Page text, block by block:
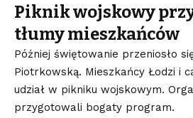
Piknik wojskowy
tłumy mieszkańców
Później świętowanie przeniosło
Piotrkowską. Mieszkańcy Łodzi i
udział w pikniku wojskowym.
przygotowali bogaty program.